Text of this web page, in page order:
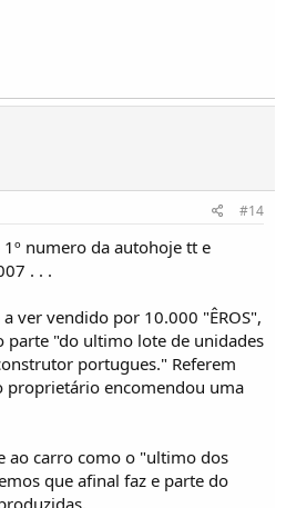
#14
numero da autohoje tt e
. . .
ver vendido por 10.000 "ÊROS",
parte "do ultimo lote de unidades
portugues." Referem
proprietário encomendou uma
ao carro como o "ultimo dos
que afinal faz e parte do